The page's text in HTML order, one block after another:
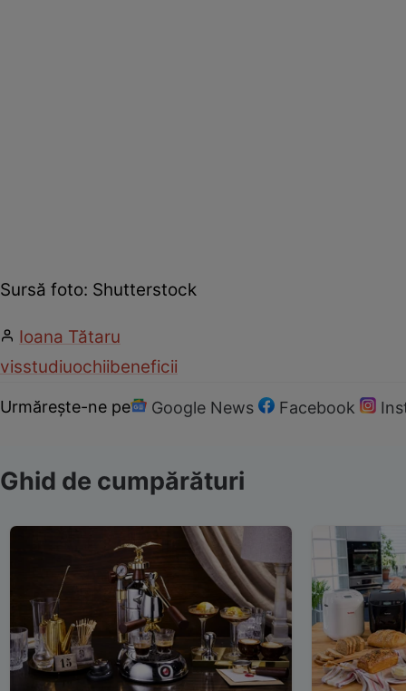
Sursă foto: Shutterstock
Ioana Tătaru
visstudiuochiibeneficii
Urmărește-ne pe Google News Facebook
Ghid de cumpărături